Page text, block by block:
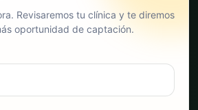
Revisaremos tu clínica y te diremos
oportunidad de captación.